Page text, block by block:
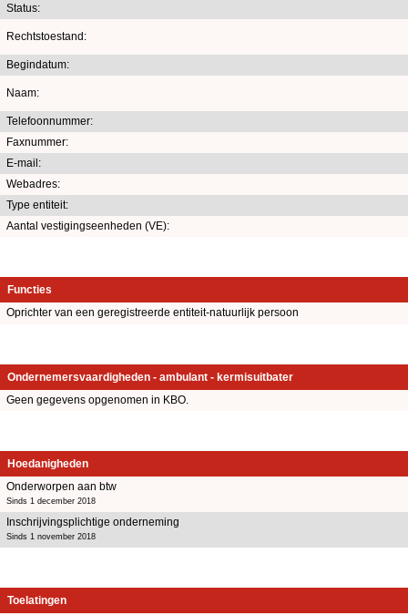
Status:
Rechtstoestand:
Begindatum:
Naam:
Telefoonnummer:
Faxnummer:
E-mail:
Webadres:
Type entiteit:
Aantal vestigingseenheden (VE):
Functies
Oprichter van een geregistreerde entiteit-natuurlijk persoon
Ondernemersvaardigheden - ambulant - kermisuitbater
Geen gegevens opgenomen in KBO.
Hoedanigheden
Onderworpen aan btw
Sinds 1 december 2018
Inschrijvingsplichtige onderneming
Sinds 1 november 2018
Toelatingen